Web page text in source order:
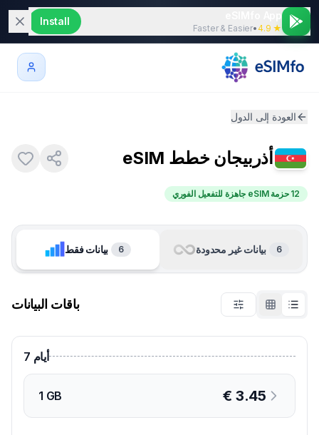
★ 4.9
•
Faster & Easier
Install
العودة إلى الدول
أذربيجان خطط eSIM
12 حزمة eSIM جاهزة للتفعيل الفوري
بيانات فقط 6 بيانات غير محدودة 6
باقات البيانات
7 أيام
1 GB € 3.45